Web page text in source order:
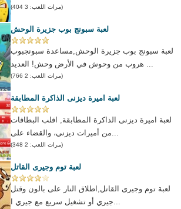
(مرات اللعب: 3 404)
لعبة سبونج بوب جزيرة الوحش
لعبة سبونج بوب جزيرة الوحش,مساعدة سبونجبوب
(مرات اللعب: 2 766)
لعبة اميرة ديزنى الذاكرة المطابقة
لعبة اميرة ديزنى الذاكرة المطابقة, اقلب البطاقات
(مرات اللعب: 2 348)
لعبة توم وجيرى القاتل
لعبة توم وجيرى القاتل,اطلاق النار على بالون وقتل